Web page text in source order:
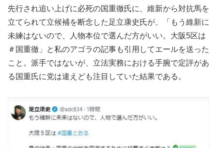
先行され追い上げに必死の国重徹氏に、維新から対抗馬を
立てられて立候補を断念した足立康史氏が、「もう維新に
未練はないので、人物本位で選んだ方がいい。大阪5区は
＃国重徹」と私のアゴラの記事も引用してエールを送った
こと。派手ではないが、立法実務における手腕で定評があ
る国重氏に党は違えども注目していた結果である。